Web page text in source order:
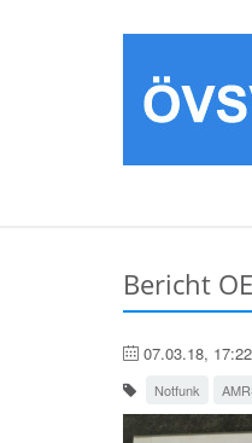
Bericht
07.03.18, 17:22
Notfunk